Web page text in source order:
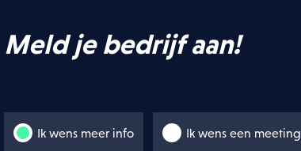
Meld je bedrijf aan!
Ik wens meer info Ik wens een meeting